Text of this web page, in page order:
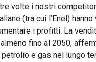
tre volte i nostri
(tra cui l’Enel)
i profitti. La
fino al 2050,
e gas nel lungo